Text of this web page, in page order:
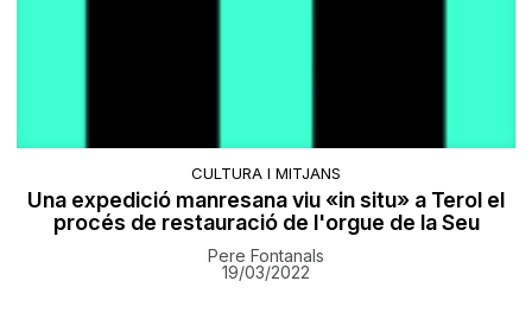
CULTURA I MITJANS
Una expedició manresana viu «in situ» a Terol el
procés de restauració de l'orgue de la Seu
Pere Fontanals
19/03/2022